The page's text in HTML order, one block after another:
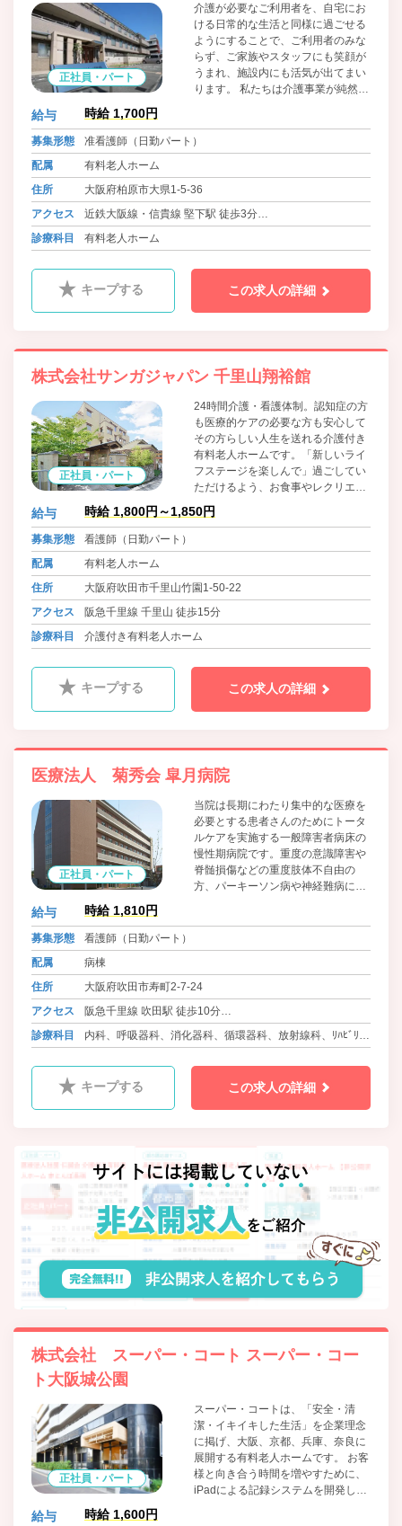
正社員・パート
介護が必要なご利用者を、自宅にお
ける日常的な生活と同様に過ごせる
ようにすることで、ご利用者のみな
らず、ご家族やスタッフにも笑顔が
うまれ、施設内にも活気が出てまい
ります。 私たちは介護事業が純然た
ご利用者にご満足いただくことを第
一義に考えます。
給与 時給 1,700円
募集形態
准看護師（日勤パート）
配属
有料老人ホーム
住所
大阪府柏原市大県1-5-36
アクセス
近鉄大阪線・信貴線 堅下駅 徒歩3分
JR関西本線・大和路線 柏原駅 徒歩5分
診療科目 有料老人ホーム
キープする この求人の詳細
株式会社サンガジャパン 千里山翔裕館
正社員・パート
24時間介護・看護体制。認知症の方
も医療的ケアの必要な方も安心して
その方らしい人生を送れる介護付き
有料老人ホームです。「新しいライ
フステージを楽しんで」過ごしてい
ただけるよう、お食事やレクリエー
ションなどの充実をはかっている施
設です。
給与 時給 1,800円～1,850円
募集形態
看護師（日勤パート）
配属
有料老人ホーム
住所
大阪府吹田市千里山竹園1-50-22
アクセス
阪急千里線 千里山 徒歩15分
診療科目
介護付き有料老人ホーム
キープする この求人の詳細
医療法人 菊秀会 皐月病院
正社員・パート
当院は長期にわたり集中的な医療を
必要とする患者さんのためにトータ
ルケアを実施する一般障害者病床の
慢性期病院です。重度の意識障害や
脊髄損傷などの重度肢体不自由の
方、パーキーソン病や神経難病に罹
念に基づき「思いやりのある看護」
給与 時給 1,810円
募集形態
看護師（日勤パート）
配属
病棟
住所
大阪府吹田市寿町2-7-24
アクセス
阪急千里線 吹田駅 徒歩10分
JR東海道本線 吹田駅 徒歩15分
診療科目
内科、呼吸器科、消化器科、循環器科、放射線科、ﾘﾊﾋﾞﾘﾃｰ
キープする この求人の詳細
株式会社 スーパー・コート スーパー・コー
ト大阪城公園
正社員・パート
スーパー・コートは、「安全・清
潔・イキイキした生活」を企業理念
に掲げ、大阪、京都、兵庫、奈良に
展開する有料老人ホームです。 お客
様と向き合う時間を増やすために、
iPadによる記録システムを開発し、
給与 時給 1,600円